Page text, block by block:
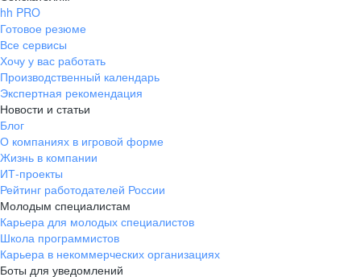
hh PRO
Готовое резюме
Все сервисы
Хочу у вас работать
Производственный календарь
Экспертная рекомендация
Новости и статьи
Блог
О компаниях в игровой форме
Жизнь в компании
ИТ-проекты
Рейтинг работодателей России
Молодым специалистам
Карьера для молодых специалистов
Школа программистов
Карьера в некоммерческих организациях
Боты для уведомлений